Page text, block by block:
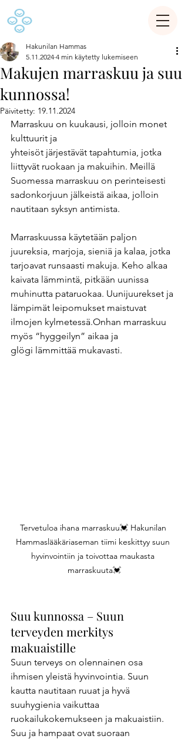
Makujen marraskuu ja suu
kunnossa!
Hakunilan Hammas
5.11.2024 4 min käytetty lukemiseen
Päivitetty: 19.11.2024
Marraskuu on kuukausi, jolloin monet
kulttuurit ja
yhteisöt järjestävät tapahtumia, jotka
liittyvät ruokaan ja makuihin. Meillä
Suomessa marraskuu on perinteisesti
sadonkorjuun jälkeistä aikaa, jolloin
nautitaan syksyn antimista.
Marraskuussa käytetään paljon
juureksia, marjoja, sieniä ja kalaa, jotka
tarjoavat runsaasti makuja. Keho alkaa
kaivata lämmintä, pitkään uunissa
muhinutta pataruokaa. Uunijuurekset ja
lämpimät leipomukset maistuvat
ilmojen kylmetessä.Onhan marraskuu
myös “hyggeilyn” aikaa ja
glögi lämmittää mukavasti.
Tervetuloa ihana marraskuu💓 Hakunilan
Hammaslääkäriaseman tiimi keskittyy suun
hyvinvointiin ja toivottaa maukasta
marraskuuta💓
Suu kunnossa – Suun
terveyden merkitys
makuaistille
Suun terveys on olennainen osa
ihmisen yleistä hyvinvointia. Suun
kautta nautitaan ruuat ja hyvä
suuhygienia vaikuttaa
ruokailukokemukseen ja makuaistiin.
Suu ja hampaat ovat suoraan